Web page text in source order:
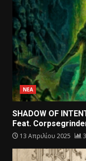
ΝΕΑ
SHADOW OF
Feat.
13 Απριλίου 2025